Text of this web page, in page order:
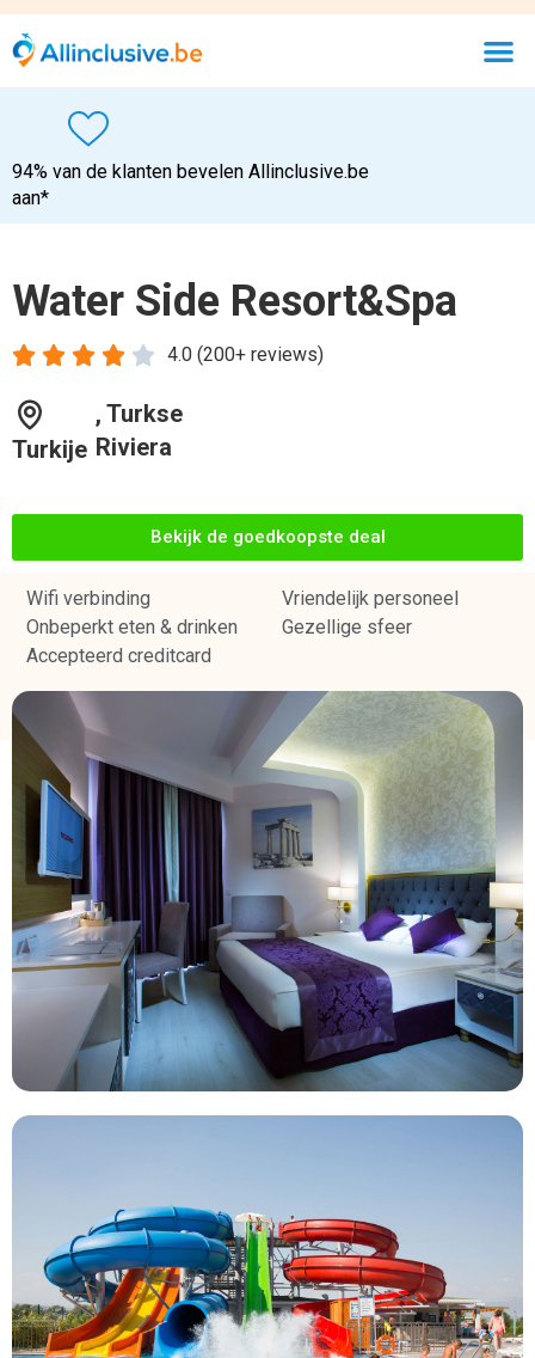
94% van de klanten bevelen Allinclusive.be
aan*
Water Side Resort&Spa
4.0 (200+ reviews)
    
Turkije
, Turkse
Riviera
Bekijk de goedkoopste deal
Wifi verbinding
Vriendelijk personeel
Onbeperkt eten & drinken
Gezellige sfeer
Accepteerd creditcard